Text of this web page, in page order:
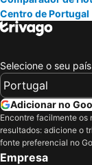
Centro de Portugal
Selecione o seu país
Adicionar no
Encontre facilmente os
resultados: adicione o
fonte preferencial no
Empresa